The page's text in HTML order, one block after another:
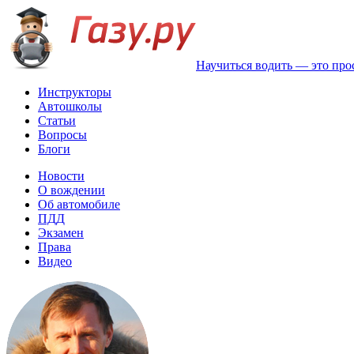
Научиться водить — это
Инструкторы
Автошколы
Статьи
Вопросы
Блоги
Новости
О вождении
Об автомобиле
ПДД
Экзамен
Права
Видео